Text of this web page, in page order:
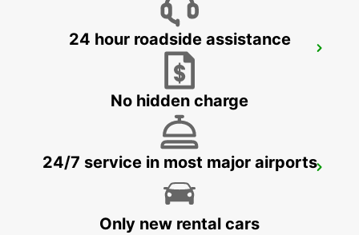
MORLAIX
24 hour roadside assistance
No hidden charge
24/7 service in most major airports
Only new rental cars